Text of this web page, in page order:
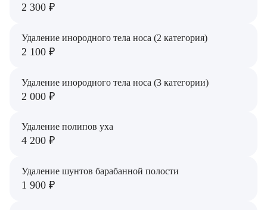
2 300 ₽
Удаление инородного тела носа (2 категория)
2 100 ₽
Удаление инородного тела носа (3 категории)
2 000 ₽
Удаление полипов уха
4 200 ₽
Удаление шунтов барабанной полости
1 900 ₽
Приз Игорь Леонидович
Приз Татьяна Ильинична
Рубцова Татьяна Николаевна
Сосненко Сергей Иванович
Таболина Светлана Николаевна